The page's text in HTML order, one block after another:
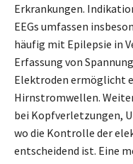
Erkrankungen.
EEGs umfassen
häufig mit Epilepsie in
Erfassung von
Elektroden ermöglicht
Hirnstromwellen.
bei Kopfverletzungen,
wo die Kontrolle der
entscheidend ist. Eine